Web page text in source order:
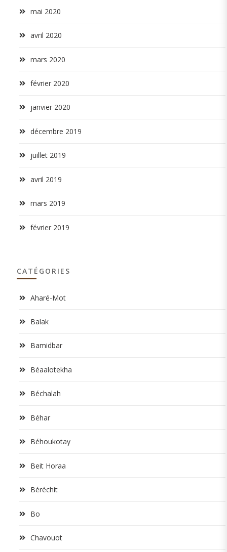
mai 2020
avril 2020
mars 2020
février 2020
janvier 2020
décembre 2019
juillet 2019
avril 2019
mars 2019
février 2019
CATÉGORIES
Aharé-Mot
Balak
Bamidbar
Béaalotekha
Béchalah
Béhar
Béhoukotay
Beit Horaa
Béréchit
Bo
Chavouot